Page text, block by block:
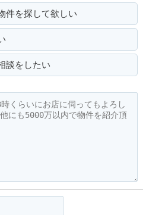
件を探して欲しい
談をしたい